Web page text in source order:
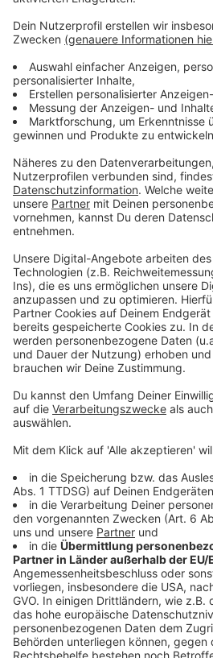
Stichwort »Ukraine«
Apotheker ohne Grenzen
Deutsche Apotheker- und
3006 0601 0005 0775 91
BIC: DAAEDEDDXXX
Betreff »Ukraine-Hilfe«
Apotheker helfen e. V.
Deutsche Apotheker- und
3006 0601 0004 7937 65
BIC: DAAEDEDD
Weitere Informationen zu den
grenzen.de www.apotheker-
Anzeige
Anzeige